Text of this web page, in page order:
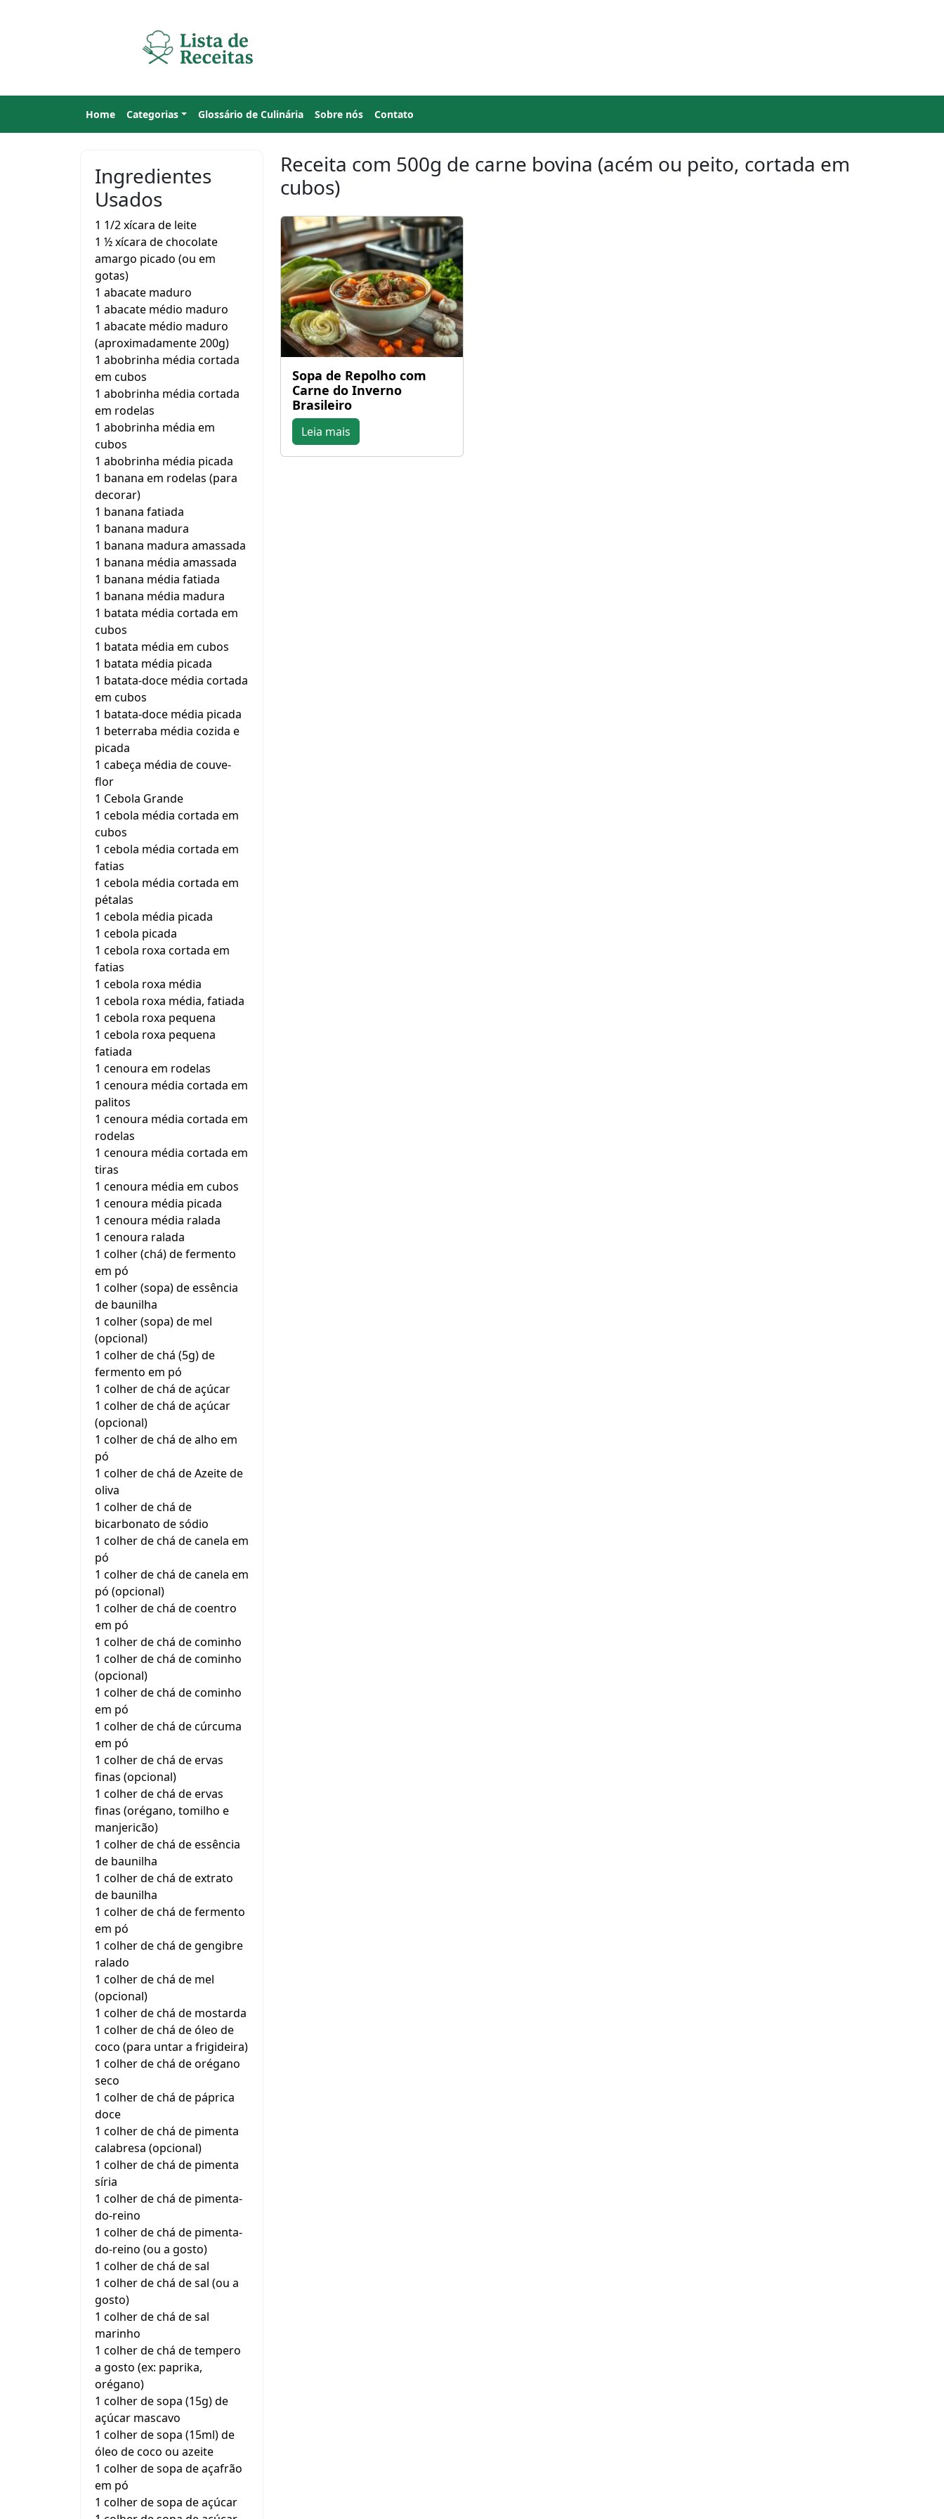
Home Categorias Glossário de Culinária Sobre nós Contato
Ingredientes
Usados
1 1/2 xícara de leite
1 ½ xícara de chocolate
amargo picado (ou em
gotas)
1 abacate maduro
1 abacate médio maduro
1 abacate médio maduro
(aproximadamente 200g)
1 abobrinha média cortada
em cubos
1 abobrinha média cortada
em rodelas
1 abobrinha média em
cubos
1 abobrinha média picada
1 banana em rodelas (para
decorar)
1 banana fatiada
1 banana madura
1 banana madura amassada
1 banana média amassada
1 banana média fatiada
1 banana média madura
1 batata média cortada em
cubos
1 batata média em cubos
1 batata média picada
1 batata-doce média cortada
em cubos
1 batata-doce média picada
1 beterraba média cozida e
picada
1 cabeça média de couve-
flor
1 Cebola Grande
1 cebola média cortada em
cubos
1 cebola média cortada em
fatias
1 cebola média cortada em
pétalas
1 cebola média picada
1 cebola picada
1 cebola roxa cortada em
fatias
1 cebola roxa média
1 cebola roxa média, fatiada
1 cebola roxa pequena
1 cebola roxa pequena
fatiada
1 cenoura em rodelas
1 cenoura média cortada em
palitos
1 cenoura média cortada em
rodelas
1 cenoura média cortada em
tiras
1 cenoura média em cubos
1 cenoura média picada
1 cenoura média ralada
1 cenoura ralada
1 colher (chá) de fermento
em pó
1 colher (sopa) de essência
de baunilha
1 colher (sopa) de mel
(opcional)
1 colher de chá (5g) de
fermento em pó
1 colher de chá de açúcar
1 colher de chá de açúcar
(opcional)
1 colher de chá de alho em
pó
1 colher de chá de Azeite de
oliva
1 colher de chá de
bicarbonato de sódio
1 colher de chá de canela em
pó
1 colher de chá de canela em
pó (opcional)
1 colher de chá de coentro
em pó
1 colher de chá de cominho
1 colher de chá de cominho
(opcional)
1 colher de chá de cominho
em pó
1 colher de chá de cúrcuma
em pó
1 colher de chá de ervas
finas (opcional)
1 colher de chá de ervas
finas (orégano, tomilho e
manjericão)
1 colher de chá de essência
de baunilha
1 colher de chá de extrato
de baunilha
1 colher de chá de fermento
em pó
1 colher de chá de gengibre
ralado
1 colher de chá de mel
(opcional)
1 colher de chá de mostarda
1 colher de chá de óleo de
coco (para untar a frigideira)
1 colher de chá de orégano
seco
1 colher de chá de páprica
doce
1 colher de chá de pimenta
calabresa (opcional)
1 colher de chá de pimenta
síria
1 colher de chá de pimenta-
do-reino
1 colher de chá de pimenta-
do-reino (ou a gosto)
1 colher de chá de sal
1 colher de chá de sal (ou a
gosto)
1 colher de chá de sal
marinho
1 colher de chá de tempero
a gosto (ex: paprika,
orégano)
1 colher de sopa (15g) de
açúcar mascavo
1 colher de sopa (15ml) de
óleo de coco ou azeite
1 colher de sopa de açafrão
em pó
1 colher de sopa de açúcar
Receita com 500g de carne bovina (acém ou peito, cortada em
cubos)
Sopa de Repolho com
Carne do Inverno
Brasileiro
Leia mais